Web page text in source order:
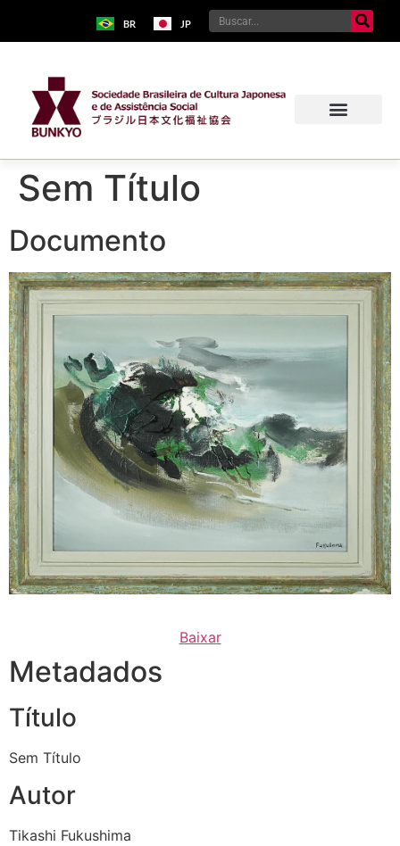
BR JP
Sem Título
Documento
Baixar
Metadados
Título
Sem Título
Autor
Tikashi Fukushima